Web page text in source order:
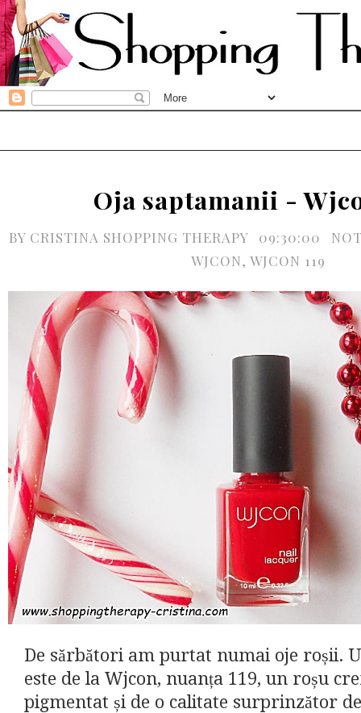
Oja saptamanii -
BY CRISTINA SHOPPING THERAPY 09:30:00
WJCON, WJCON 119
De sărbători am purtat numai oje roșii.
este de la Wjcon, nuanța 119, un roșu
pigmentat și de o calitate surprinzător